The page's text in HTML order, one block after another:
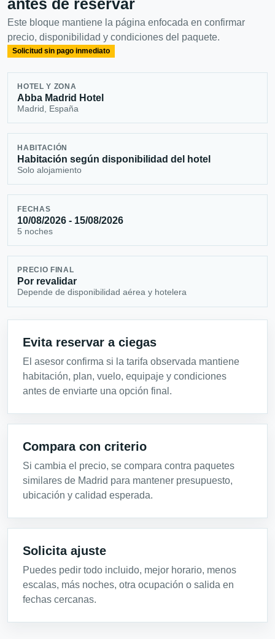
antes de reservar
Este bloque mantiene la página enfocada en confirmar
precio, disponibilidad y condiciones del paquete.
Solicitud sin pago inmediato
HOTEL Y ZONA
Abba Madrid Hotel
Madrid, España
HABITACIÓN
Habitación según disponibilidad del hotel
Solo alojamiento
FECHAS
10/08/2026 - 15/08/2026
5 noches
PRECIO FINAL
Por revalidar
Depende de disponibilidad aérea y hotelera
Evita reservar a ciegas
El asesor confirma si la tarifa observada mantiene
habitación, plan, vuelo, equipaje y condiciones
antes de enviarte una opción final.
Compara con criterio
Si cambia el precio, se compara contra paquetes
similares de Madrid para mantener presupuesto,
ubicación y calidad esperada.
Solicita ajuste
Puedes pedir todo incluido, mejor horario, menos
escalas, más noches, otra ocupación o salida en
fechas cercanas.